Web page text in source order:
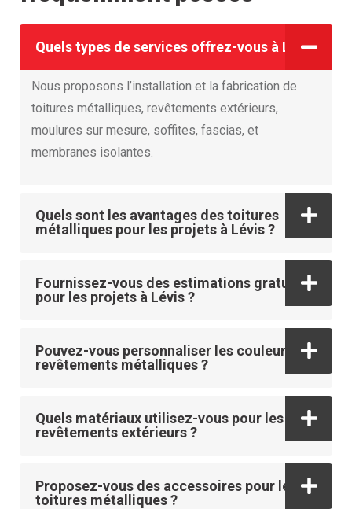
Quels types de services offrez-vous à Lévis ?
Nous proposons l’installation et la fabrication de
toitures métalliques, revêtements extérieurs,
moulures sur mesure, soffites, fascias, et
membranes isolantes.
Quels sont les avantages des toitures
métalliques pour les projets à Lévis ?
Fournissez-vous des estimations gratuites
pour les projets à Lévis ?
Pouvez-vous personnaliser les couleurs des
revêtements métalliques ?
Quels matériaux utilisez-vous pour les
revêtements extérieurs ?
Proposez-vous des accessoires pour les
toitures métalliques ?